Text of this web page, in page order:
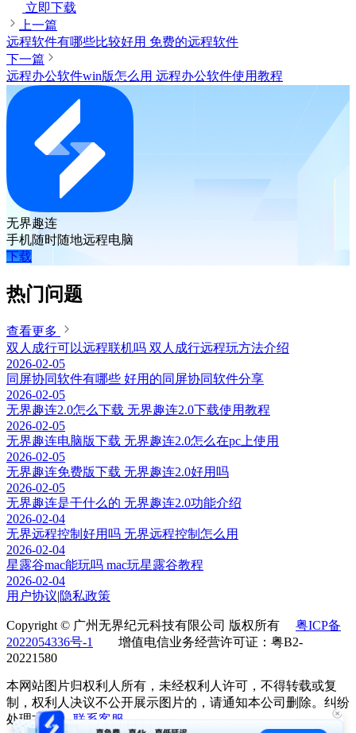
立即下载
上一篇
远程软件有哪些比较好用 免费的远程软件
下一篇
远程办公软件win版怎么用 远程办公软件使用教程
无界趣连
手机随时随地远程电脑
下载
热门问题
查看更多
双人成行可以远程联机吗 双人成行远程玩方法介绍
2026-02-05
同屏协同软件有哪些 好用的同屏协同软件分享
2026-02-05
无界趣连2.0怎么下载 无界趣连2.0下载使用教程
2026-02-05
无界趣连电脑版下载 无界趣连2.0怎么在pc上使用
2026-02-05
无界趣连免费版下载 无界趣连2.0好用吗
2026-02-05
无界趣连是干什么的 无界趣连2.0功能介绍
2026-02-04
无界远程控制好用吗 无界远程控制怎么用
2026-02-04
星露谷mac能玩吗 mac玩星露谷教程
2026-02-04
用户协议|隐私政策
Copyright © 广州无界纪元科技有限公司 版权所有 粤ICP备
2022054336号-1
增值电信业务经营许可证：粤B2-
20221580
本网站图片归权利人所有，未经权利人许可，不得转载或复
制，权利人决议不公开展示图片的，请通知本公司删除。纠纷
处理方式：联系客服